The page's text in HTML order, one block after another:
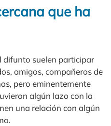
que ha
difunto suelen participar
amigos, compañeros de
pero eminentemente
algún lazo con la
una relación con algún